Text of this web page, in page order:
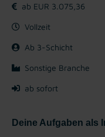
ab EUR 3.075,36
Vollzeit
Ab 3-Schicht
Sonstige Branche
ab sofort
Deine Aufgaben als